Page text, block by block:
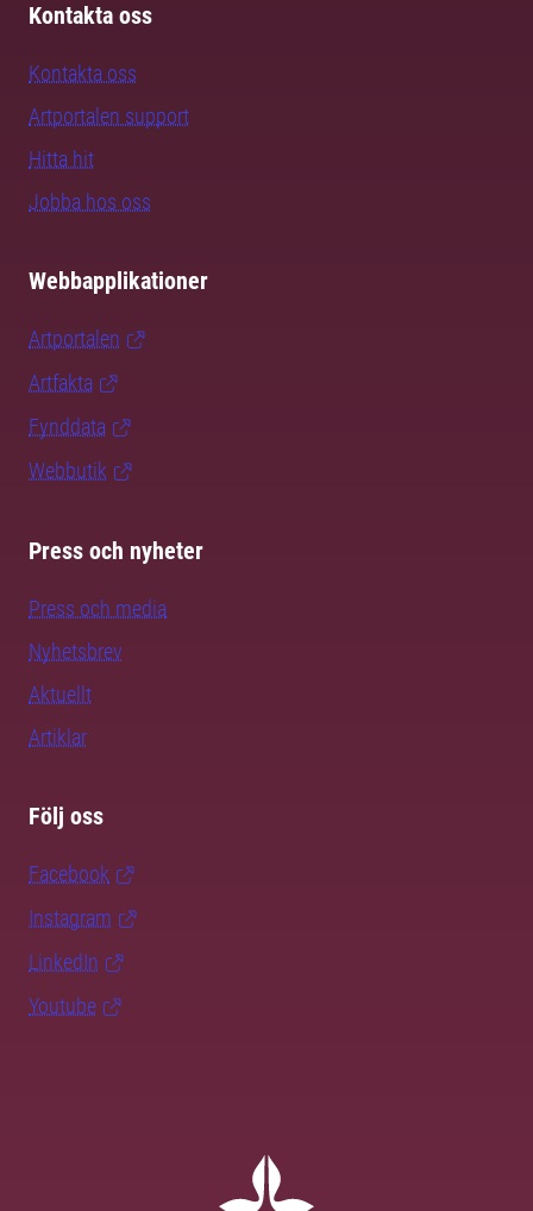
Kontakta oss
Kontakta oss
Artportalen support
Hitta hit
Jobba hos oss
Webbapplikationer
Artportalen
Artfakta
Fynddata
Webbutik
Press och nyheter
Press och media
Nyhetsbrev
Aktuellt
Artiklar
Följ oss
Facebook
Instagram
LinkedIn
Youtube